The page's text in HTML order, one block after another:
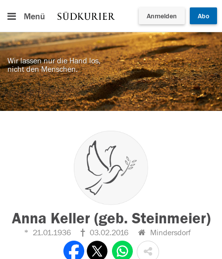
Menü Anmelden Abo
Wir lassen nur die Hand los,
nicht den Menschen.
Anna Keller (geb. Steinmeier)
21.01.1936 03.02.2016 Mindersdorf